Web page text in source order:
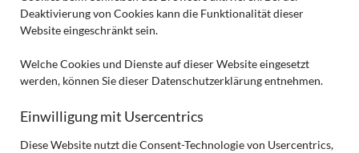
Deaktivierung von Cookies kann die Funktionalität dieser
Website eingeschränkt sein.
Welche Cookies und Dienste auf dieser Website eingesetzt
werden, können Sie dieser Datenschutzerklärung entnehmen.
Einwilligung mit Usercentrics
Diese Website nutzt die Consent-Technologie von Usercentrics,